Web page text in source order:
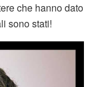
che hanno dato
sono stati!